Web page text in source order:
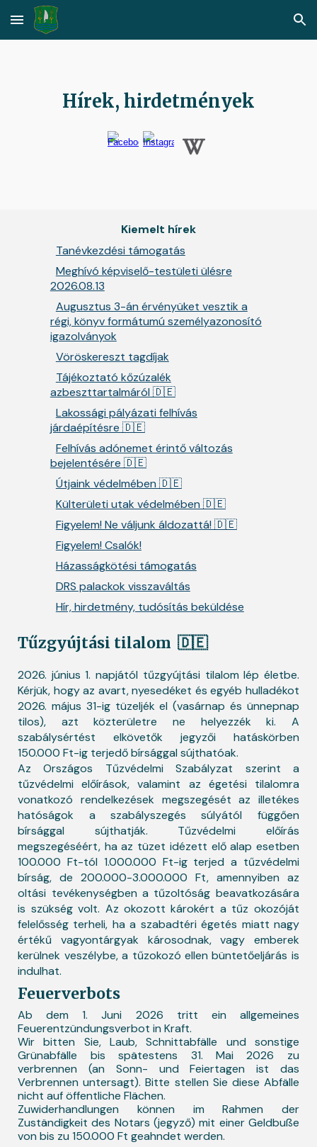
Skip to main content Skip to navigation
Hírek, hirdetmények
Kiemelt hírek
Tanévkezdési támogatás
Meghívó képviselő-testületi ülésre
2026.08.13
Augusztus 3-án érvényüket vesztik a
régi, könyv formátumú személyazonosító
igazolványok
Vöröskereszt tagdíjak
Tájékoztató kőzúzalék
azbeszttartalmáról 🇩🇪
Lakossági pályázati felhívás
járdaépítésre 🇩🇪
Felhívás adónemet érintő változás
bejelentésére 🇩🇪
Útjaink védelmében 🇩🇪
Külterületi utak védelmében 🇩🇪
Figyelem! Ne váljunk áldozattá! 🇩🇪
Figyelem! Csalók!
Házasságkötési támogatás
DRS palackok visszaváltás
Hír, hirdetmény, tudósítás beküldése
Tűzgyújtási tilalom 🇩🇪
2026. június 1. napjától tűzgyújtási tilalom lép életbe.
Kérjük, hogy az avart, nyesedéket és egyéb hulladékot
2026. május 31-ig tüzeljék el (vasárnap és ünnepnap
tilos), azt közterületre ne helyezzék ki. A
szabálysértést elkövetők jegyzői hatáskörben
150.000 Ft-ig terjedő bírsággal sújthatóak.
Az Országos Tűzvédelmi Szabályzat szerint a
tűzvédelmi előírások, valamint az égetési tilalomra
vonatkozó rendelkezések megszegését az illetékes
hatóságok a szabályszegés súlyától függően
bírsággal sújthatják. Tűzvédelmi előírás
megszegéséért, ha az tüzet idézett elő alap esetben
100.000 Ft-tól 1.000.000 Ft-ig terjed a tűzvédelmi
bírság, de 200.000-3.000.000 Ft, amennyiben az
oltási tevékenységben a tűzoltóság beavatkozására
is szükség volt. Az okozott károkért a tűz okozóját
felelősség terheli, ha a szabadtéri égetés miatt nagy
értékű vagyontárgyak károsodnak, vagy emberek
kerülnek veszélybe, a tűzokozó ellen büntetőeljárás is
indulhat.
Feuerverbots
Ab dem 1. Juni 2026 tritt ein allgemeines
Feuerentzündungsverbot in Kraft.
Wir bitten Sie, Laub, Schnittabfälle und sonstige
Grünabfälle bis spätestens 31. Mai 2026 zu
verbrennen (an Sonn- und Feiertagen ist das
Verbrennen untersagt). Bitte stellen Sie diese Abfälle
nicht auf öffentliche Flächen.
Zuwiderhandlungen können im Rahmen der
Zuständigkeit des Notars (jegyző) mit einer Geldbuße
von bis zu 150.000 Ft geahndet werden.